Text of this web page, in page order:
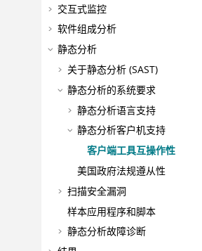
交互式监控
软件组成分析
静态分析
关于静态分析 (SAST)
静态分析的系统要求
静态分析语言支持
静态分析客户机支持
客户端工具互操作性
美国政府法规遵从性
扫描安全漏洞
样本应用程序和脚本
静态分析故障诊断